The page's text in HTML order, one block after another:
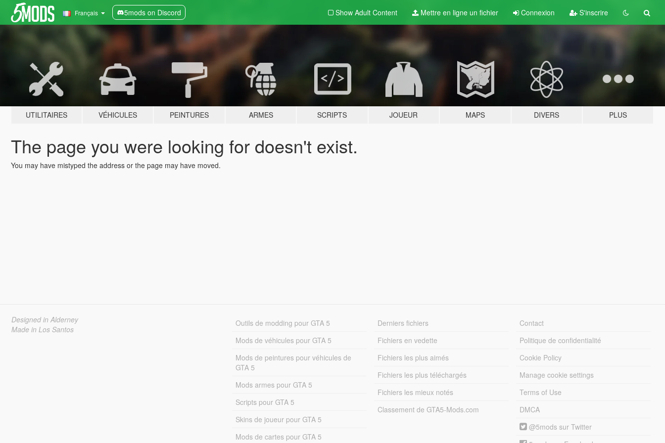
Français 5mods on Discord Show Adult Content Mettre en ligne un fichier Connexion S'inscrire
UTILITAIRES VÉHICULES PEINTURES ARMES SCRIPTS JOUEUR MAPS DIVERS PLUS
The page you were looking for doesn't exist.
You may have mistyped the address or the page may have moved.
Designed in Alderney
Made in Los Santos
Outils de modding pour GTA 5
Mods de véhicules pour GTA 5
Mods de peintures pour véhicules de
GTA 5
Mods armes pour GTA 5
Scripts pour GTA 5
Skins de joueur pour GTA 5
Mods de cartes pour GTA 5
Derniers fichiers
Fichiers en vedette
Fichiers les plus aimés
Fichiers les plus téléchargés
Fichiers les mieux notés
Classement de GTA5-Mods.com
Contact
Politique de confidentialité
Cookie Policy
Manage cookie settings
Terms of Use
DMCA
@5mods sur Twitter